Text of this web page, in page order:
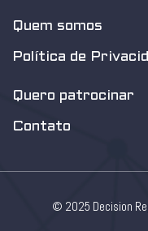
Quem somos
Política de
Quero patrocinar
Contato
© 2025 Decision